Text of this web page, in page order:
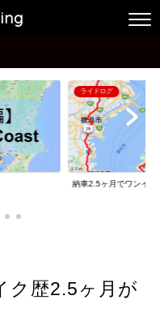
ライドログ
納車2.5ヶ月でワンイチ
ク歴2.5ヶ月が